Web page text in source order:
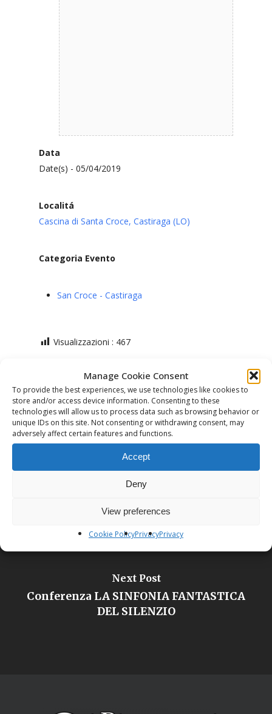
Manage Cookie Consent
To provide the best experiences, we use technologies like cookies to
store and/or access device information. Consenting to these
technologies will allow us to process data such as browsing behavior or
unique IDs on this site. Not consenting or withdrawing consent, may
adversely affect certain features and functions.
Accept
Deny
View preferences
Cookie PolicyPrivacyPrivacy
Data
Date(s) - 05/04/2019
Localitá
Cascina di Santa Croce, Castiraga (LO)
Categoria Evento
San Croce - Castiraga
Visualizzazioni : 467
Previous Post
Laboratorio di autoformazione
Next Post
Conferenza LA SINFONIA FANTASTICA
DEL SILENZIO